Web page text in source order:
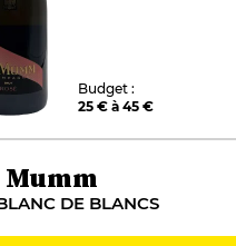
Budget :
25 € à 45 €
Mumm
DE BLANCS